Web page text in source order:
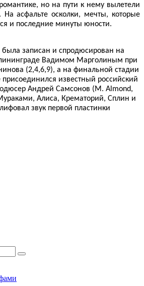
но на пути к нему вылетели
асфальте осколки, мечты, которые
и последние минуты юности.
записан и спродюсирован на
Вадимом Марголиным при
(2,4,6,9), а на финальной стадии
известный российский
Андрей Самсонов (M. Almond,
Алиса, Крематорий, Сплин и
звук первой пластинки